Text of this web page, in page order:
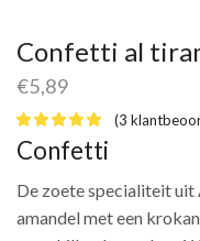
Confetti al
€5,89
(3
Confetti
De zoete specialiteit uit
amandel met een